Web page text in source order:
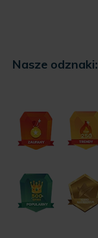
Nasze odznaki: